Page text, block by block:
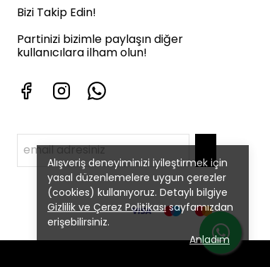
Alışveriş deneyiminizi iyileştirmek için
yasal düzenlemelere uygun çerezler
(cookies) kullanıyoruz. Detaylı bilgiye
Gizlilik ve Çerez Politikasısayfamızdan
erişebilirsiniz.
Anladım
Bizi Takip Edin!
Partinizi bizimle paylaşın diğer
kullanıcılara ilham olun!